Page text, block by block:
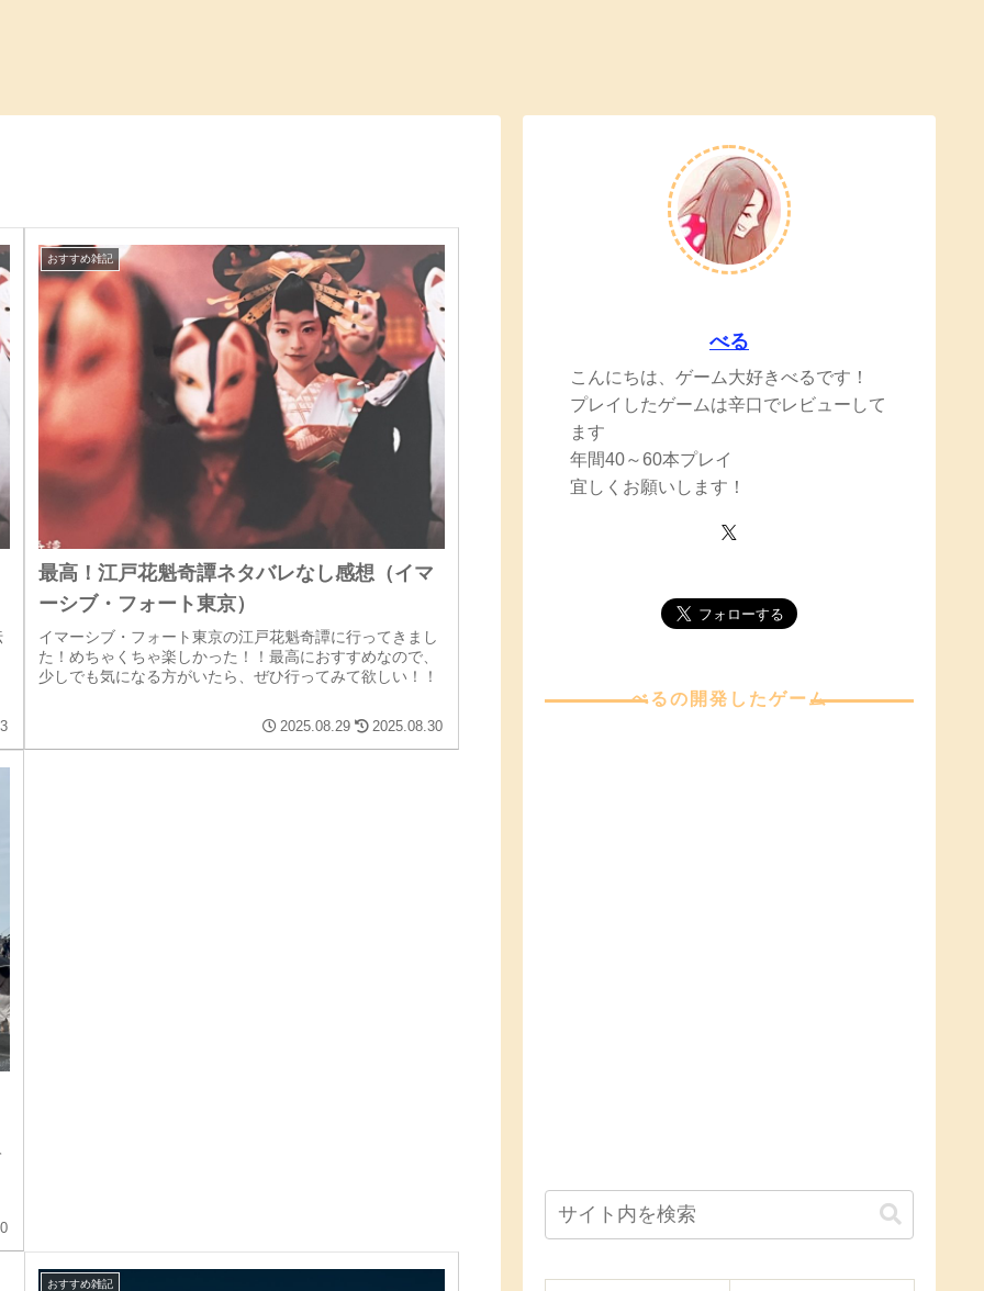
おすすめ雑記
最高！江戸花魁奇譚ネタバレなし感想（イマ
ーシブ・フォート東京）
イマーシブ・フォート東京の江戸花魁奇譚に行ってきまし
た！めちゃくちゃ楽しかった！！最高におすすめなので、
少しでも気になる方がいたら、ぜひ行ってみて欲しい！！
2025.08.29 2025.08.30
おすすめ雑記
べる
こんにちは、ゲーム大好きべるです！
プレイしたゲームは辛口でレビューして
ます
年間40～60本プレイ
宜しくお願いします！
べるの開発したゲーム